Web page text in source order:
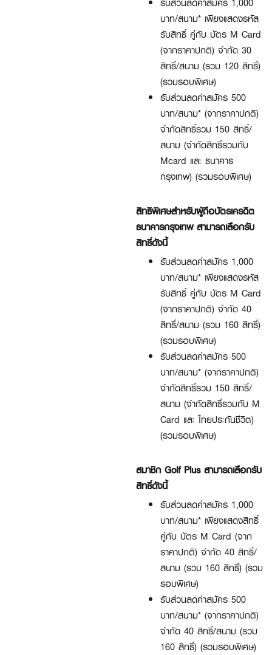
บาท/สนาม* เพียงแสดงรหัส
รับสิทธิ์ คู่กับ บัตร M Card
(จากราคาปกติ) จำกัด 30
สิทธิ์/สนาม (รวม 120 สิทธิ์)
(รวมรอบพิเศษ)
รับส่วนลดค่าสมัคร 500
บาท/สนาม* (จากราคาปกติ)
จำกัดสิทธิ์รวม 150 สิทธิ์/
สนาม (จำกัดสิทธิ์รวมกับ
Mcard และ ธนาคาร
กรุงเทพ) (รวมรอบพิเศษ)
สิทธิพิเศษสำหรับผู้ถือบัตรเครดิต
ธนาคารกรุงเทพ สามารถเลือกรับ
สิทธิ์ดังนี้
รับส่วนลดค่าสมัคร 1,000
บาท/สนาม* เพียงแสดงรหัส
รับสิทธิ์ คู่กับ บัตร M Card
(จากราคาปกติ) จำกัด 40
สิทธิ์/สนาม (รวม 160 สิทธิ์)
(รวมรอบพิเศษ)
รับส่วนลดค่าสมัคร 500
บาท/สนาม* (จากราคาปกติ)
จำกัดสิทธิ์รวม 150 สิทธิ์/
สนาม (จำกัดสิทธิ์รวมกับ M
Card และ ไทยประกันชีวิต)
(รวมรอบพิเศษ)
สมาชิก Golf Plus สามารถเลือกรับ
สิทธิ์ดังนี้
รับส่วนลดค่าสมัคร 1,000
บาท/สนาม* เพียงแสดงสิทธิ์
คู่กับ บัตร M Card (จาก
ราคาปกติ) จำกัด 40 สิทธิ์/
สนาม (รวม 160 สิทธิ์) (รวม
รอบพิเศษ)
รับส่วนลดค่าสมัคร 500
บาท/สนาม* (จากราคาปกติ)
จำกัด 40 สิทธิ์/สนาม (รวม
160 สิทธิ์) (รวมรอบพิเศษ)